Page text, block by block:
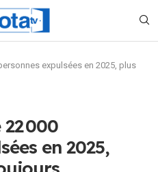
expulsées en 2025, plus
000
en 2025,